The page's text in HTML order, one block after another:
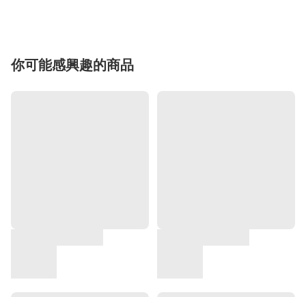
你可能感興趣的商品